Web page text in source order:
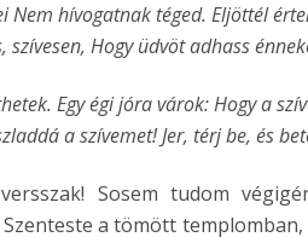
Nem hívogatnak téged. Eljöttél
szívesen, Hogy üdvöt adhass
Egy égi jóra várok: Hogy a
a szívemet! Jer, térj be, és
Sosem tudom
a tömött